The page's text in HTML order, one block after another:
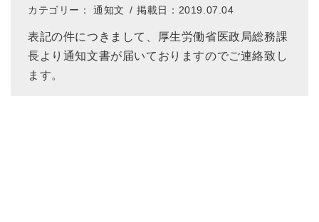
カテゴリー： 通知文 掲載日：2019.07.04
表記の件につきまして、厚生労働省医政局総務課
長より通知文書が届いておりますのでご連絡致し
ます。